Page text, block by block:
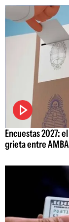
Encuestas 2027:
grieta entre